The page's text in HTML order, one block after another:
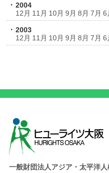
2004
12月 11月 10月 9月 8月 7月 6
2003
12月 11月 10月 9月 8月 7月 6
一般財団法人アジア・太平洋